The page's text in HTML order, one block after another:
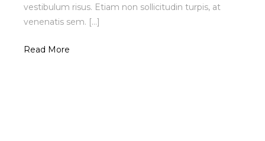
vestibulum risus. Etiam non sollicitudin turpis, at
venenatis sem. [...]
Read More